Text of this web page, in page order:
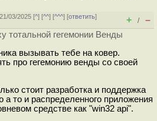
03/2025 [^] [^^] [^^^] [ответить]
+ / –
тотальной гегемонии Венды
вызывать тебе на ковер.
про гегемонию венды со своей
стоит разработка и поддержка
а то и распределенного приложения
средстве как "win32 api".